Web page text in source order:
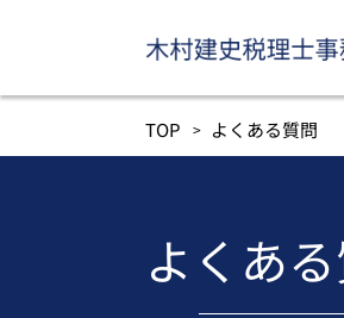
TOP よくある質問
よくあ